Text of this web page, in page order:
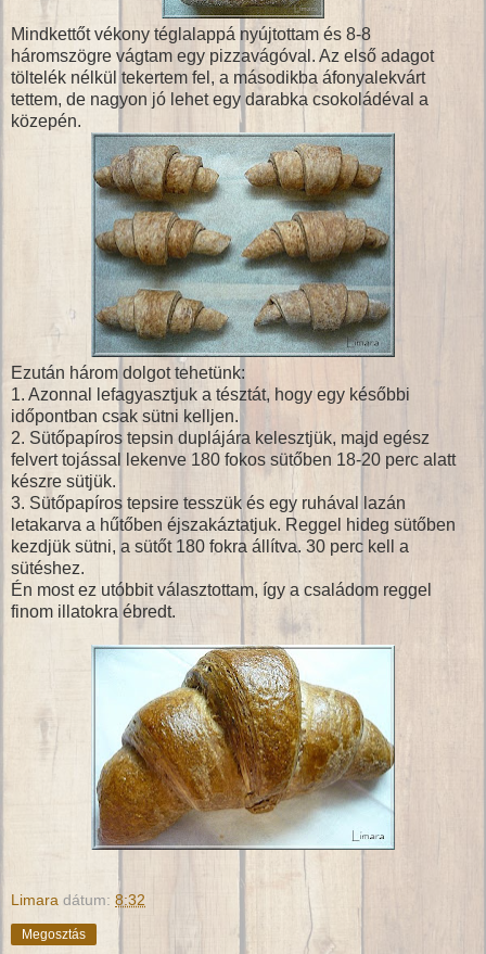
Mindkettőt vékony téglalappá nyújtottam és 8-8
háromszögre vágtam egy pizzavágóval. Az első adagot
töltelék nélkül tekertem fel, a másodikba áfonyalekvárt
tettem, de nagyon jó lehet egy darabka csokoládéval a
közepén.
Ezután három dolgot tehetünk:
1. Azonnal lefagyasztjuk a tésztát, hogy egy későbbi
időpontban csak sütni kelljen.
2. Sütőpapíros tepsin duplájára kelesztjük, majd egész
felvert tojással lekenve 180 fokos sütőben 18-20 perc alatt
készre sütjük.
3. Sütőpapíros tepsire tesszük és egy ruhával lazán
letakarva a hűtőben éjszakáztatjuk. Reggel hideg sütőben
kezdjük sütni, a sütőt 180 fokra állítva. 30 perc kell a
sütéshez.
Én most ez utóbbit választottam, így a családom reggel
finom illatokra ébredt.
Limara dátum: 8:32
Megosztás